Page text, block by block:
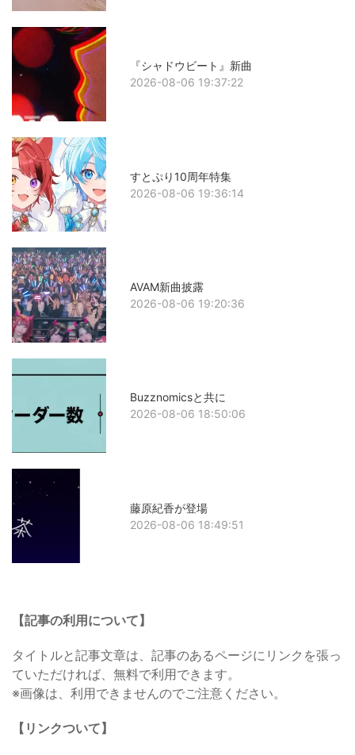
『シャドウビート』新曲
2026-08-06 19:37:22
すとぷり10周年特集
2026-08-06 19:36:14
AVAM新曲披露
2026-08-06 19:20:36
Buzznomicsと共に
2026-08-06 18:50:06
藤原紀香が登場
2026-08-06 18:49:51
【記事の利用について】
タイトルと記事文章は、記事のあるページにリンクを張っ
ていただければ、無料で利用できます。
※画像は、利用できませんのでご注意ください。
【リンクついて】